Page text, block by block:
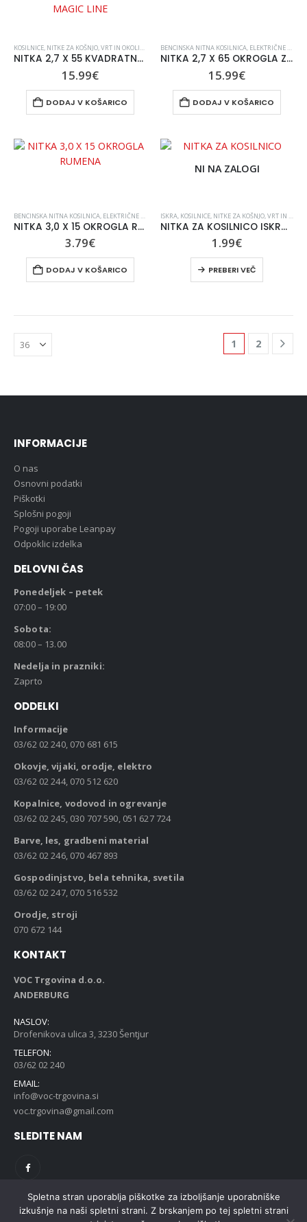
KOSILNICE, NITKE ZA KOŠNJO,VRT IN OKOLICA VSE ZA VRT IN UREJANJE OKOLICE
NITKA 2,7 X 55 KVADRATNA Z OJAČITVIJO MAGIC LINE
15.99€
DODAJ V KOŠARICO
BENCINSKA NITNA KOSILNICA, ELEKTRIČNE KOSILNICE Z NITJO
NITKA 2,7 X 65 OKROGLA Z OJAČITVIJO MAGIC LINE
15.99€
DODAJ V KOŠARICO
BENCINSKA NITNA KOSILNICA, ELEKTRIČNE KOSILNICE Z NITJO ,ELEKTRIČNE KOSILNICE Z NITJO ,
NITKA 3,0 X 15 OKROGLA RUMENA
3.79€
DODAJ V KOŠARICO
NI NA ZALOGI
ISKRA, KOSILNICE, NITKE ZA KOŠNJO,VRT IN OKOLICA
NITKA ZA KOSILNICO ISKRA 2.0 MM 15 M OKROGLA
1.99€
PREBERI VEČ
1 2
INFORMACIJE
O nas
Osnovni podatki
Piškotki
Splošni pogoji
Pogoji uporabe Leanpay
Odpoklic izdelka
DELOVNI ČAS
Ponedeljek – petek
07:00 – 19:00
Sobota:
08:00 – 13.00
Nedelja in prazniki:
Zaprto
ODDELKI
Informacije
03/62 02 240, 070 681 615
Okovje, vijaki, orodje, elektro
03/62 02 244, 070 512 620
Kopalnice, vodovod in ogrevanje
03/62 02 245, 030 707 590, 051 627 724
Barve, les, gradbeni material
03/62 02 246, 070 467 893
Gospodinjstvo, bela tehnika, svetila
03/62 02 247, 070 516 532
Orodje, stroji
070 672 144
KONTAKT
VOC Trgovina d.o.o.
ANDERBURG
NASLOV:
Drofenikova ulica 3, 3230 Šentjur
TELEFON:
03/62 02 240
EMAIL:
info@voc-trgovina.si
voc.trgovina@gmail.com
SLEDITE NAM
Spletna stran uporablja piškotke za izboljšanje uporabniške
izkušnje na naši spletni strani. Z brskanjem po tej spletni strani